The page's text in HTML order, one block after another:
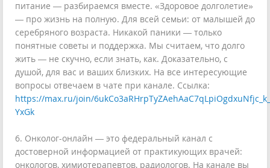
питание — разбираемся вместе. «Здоровое долголетие»
— про жизнь на полную. Для всей семьи: от малышей до
серебряного возраста. Никакой паники — только
понятные советы и поддержка. Мы считаем, что долго
жить — не скучно, если знать, как. Доказательно, с
душой, для вас и ваших близких. На все интересующие
вопросы отвечаем в чате при канале. Ссылка:
https://max.ru/join/
YxGk
6. Онколог-онлайн — это федеральный канал с
достоверной информацией от практикующих врачей:
онкологов, химиотерапевтов, радиологов. На канале вы